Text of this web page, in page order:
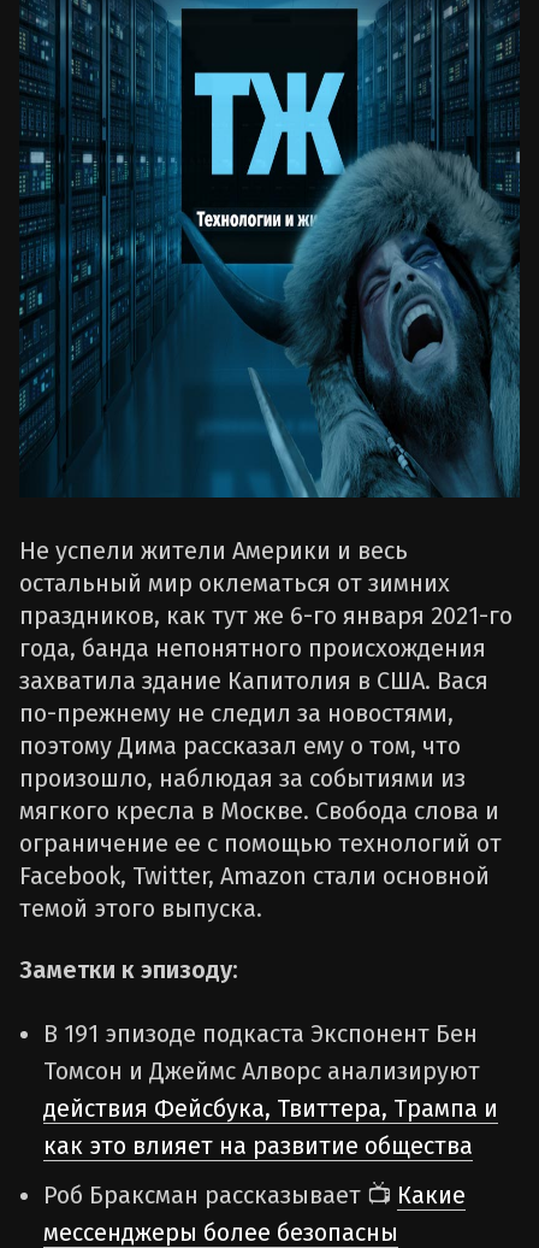
Не успели жители Америки и весь
остальный мир оклематься от зимних
праздников, как тут же 6-го января 2021-го
года, банда непонятного происхождения
захватила здание Капитолия в США. Вася
по-прежнему не следил за новостями,
поэтому Дима рассказал ему о том, что
произошло, наблюдая за событиями из
мягкого кресла в Москве. Свобода слова и
ограничение ее с помощью технологий от
Facebook, Twitter, Amazon стали основной
темой этого выпуска.
Заметки к эпизоду:
В 191 эпизоде подкаста Экспонент Бен
Томсон и Джеймс Алворс анализируют
действия Фейсбука, Твиттера, Трампа и
как это влияет на развитие общества
Роб Браксман рассказывает 📺 Какие
мессенджеры более безопасны